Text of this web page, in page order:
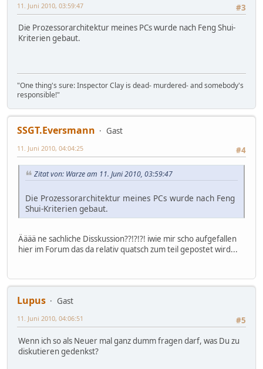
#3
11. Juni 2010, 03:59:47
Die Prozessorarchitektur meines PCs wurde nach Feng Shui-
Kriterien gebaut.
"One thing's sure: Inspector Clay is dead- murdered- and somebody's
responsible!"
SSGT.Eversmann
Gast
#4
11. Juni 2010, 04:04:25
Zitat von: Warze am 11. Juni 2010, 03:59:47
Die Prozessorarchitektur meines PCs wurde nach Feng
Shui-Kriterien gebaut.
Ääää ne sachliche Disskussion??!?!?! iwie mir scho aufgefallen
hier im Forum das da relativ quatsch zum teil gepostet wird...
Lupus
Gast
#5
11. Juni 2010, 04:06:51
Wenn ich so als Neuer mal ganz dumm fragen darf, was Du zu
diskutieren gedenkst?